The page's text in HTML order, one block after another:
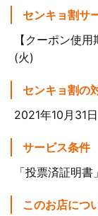
センキョ割サ
【クーポン使
(火)
センキョ割の
2021年10月31
サービス条件
「投票済証明
このお店につ